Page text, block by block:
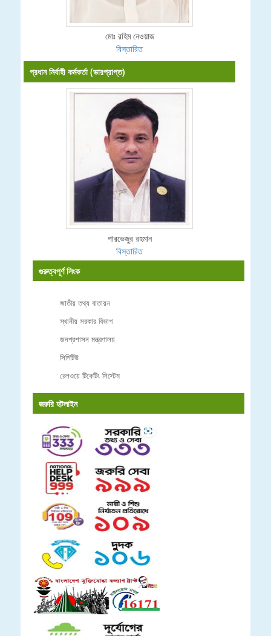
মোঃ রহিম নেওয়াজ
বিস্তারিত
প্রধান নির্বাহী কর্মকর্তা (ভারপ্রাপ্ত)
পারভেজুর রহমান
বিস্তারিত
গুরুত্বপূর্ণ লিংক
জাতীয় তথ্য বাতায়ন
স্থানীয় সরকার বিভাগ
জনপ্রশাসন মন্ত্রণালয়
সিপিটিউ
রেলওয়ে টিকেটিং সিস্টেম
জরুরি হটলাইন